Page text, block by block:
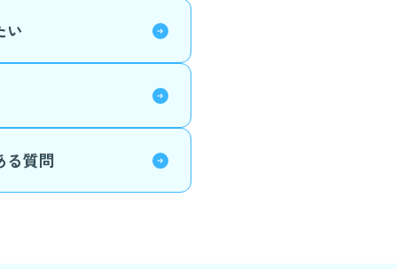
い
る質問